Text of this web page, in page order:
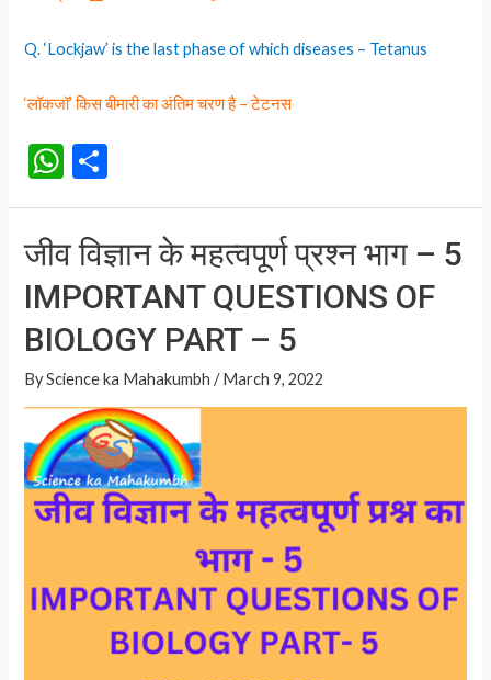
Q. ‘Lockjaw’ is the last phase of which diseases – Tetanus
‘लॉकजॉ’ किस बीमारी का अंतिम चरण है – टेटनस
W
h
at
s
A
p
p
h
e
जीव विज्ञान के महत्वपूर्ण प्रश्न भाग – 5
IMPORTANT QUESTIONS OF
BIOLOGY PART – 5
ByScience ka Mahakumbh /March 9, 2022